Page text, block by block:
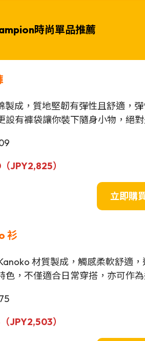
時尚單品推薦
製成，質地堅韌有彈性且舒適，
設有褲袋讓你裝下隨身小物，絕
JPY2,825）
立即購
衫
材質製成，觸感柔軟舒適
色，不僅適合日常穿搭，亦可作
JPY2,503）